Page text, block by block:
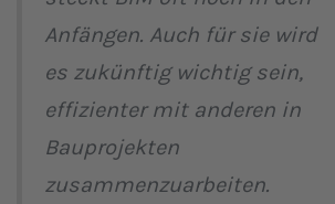
Anfängen. Auch für sie wird
es zukünftig wichtig sein,
effizienter mit anderen in
Bauprojekten
zusammenzuarbeiten.